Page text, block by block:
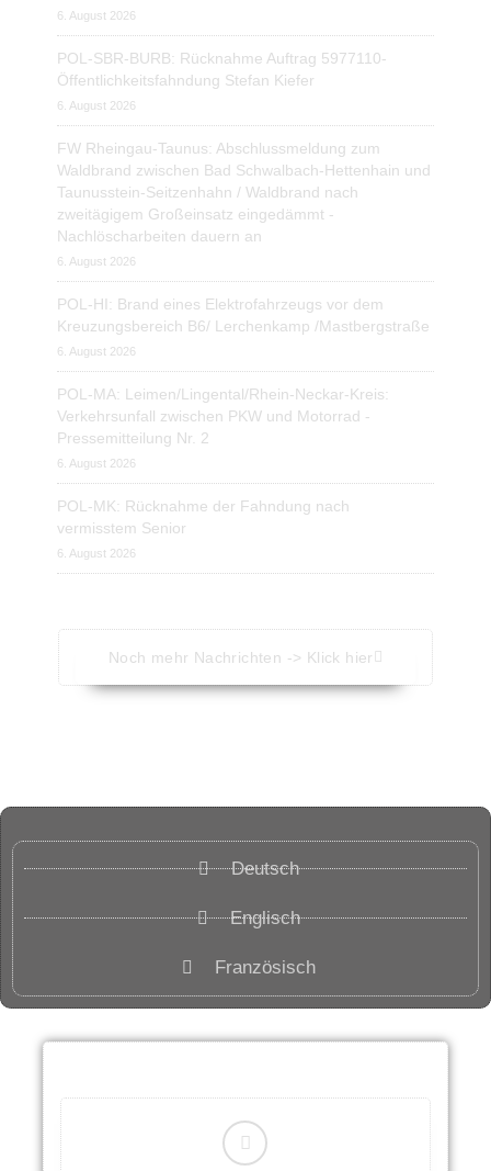
6. August 2026
POL-SBR-BURB: Rücknahme Auftrag 5977110-
Öffentlichkeitsfahndung Stefan Kiefer
6. August 2026
FW Rheingau-Taunus: Abschlussmeldung zum
Waldbrand zwischen Bad Schwalbach-Hettenhain und
Taunusstein-Seitzenhahn / Waldbrand nach
zweitägigem Großeinsatz eingedämmt -
Nachlöscharbeiten dauern an
6. August 2026
POL-HI: Brand eines Elektrofahrzeugs vor dem
Kreuzungsbereich B6/ Lerchenkamp /Mastbergstraße
6. August 2026
POL-MA: Leimen/Lingental/Rhein-Neckar-Kreis:
Verkehrsunfall zwischen PKW und Motorrad -
Pressemitteilung Nr. 2
6. August 2026
POL-MK: Rücknahme der Fahndung nach
vermisstem Senior
6. August 2026
Noch mehr Nachrichten -> Klick hier
Deutsch
Englisch
Französisch